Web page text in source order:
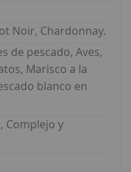
Noir, Chardonnay.
de pescado, Aves,
Marisco a la
blanco en
Complejo y